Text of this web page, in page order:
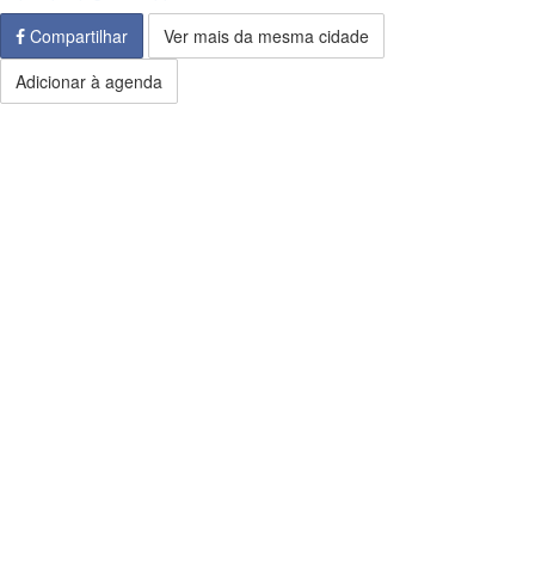
Compartilhar
Ver mais da mesma cidade
Adicionar à agenda